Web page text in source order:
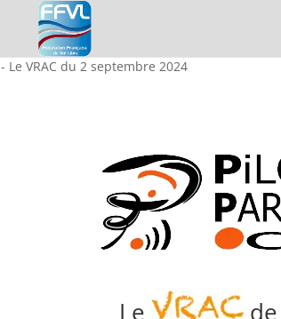
- Le VRAC du 2 septembre 2024
Le